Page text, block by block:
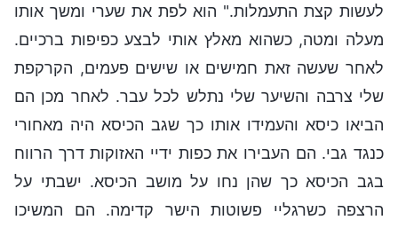
לעשות קצת התעמלות." הוא לפת את שערי ומשך אותו
מעלה ומטה, כשהוא מאלץ אותי לבצע כפיפות ברכיים.
לאחר שעשה זאת חמישים או שישים פעמים, הקרקפת
שלי צרבה והשיער שלי נתלש לכל עבר. לאחר מכן הם
הביאו כיסא והעמידו אותו כך שגב הכיסא היה מאחורי
כנגד גבי. הם העבירו את כפות ידיי האזוקות דרך הרווח
בגב הכיסא כך שהן נחו על מושב הכיסא. ישבתי על
הרצפה כשרגליי פשוטות הישר קדימה. הם המשיכו